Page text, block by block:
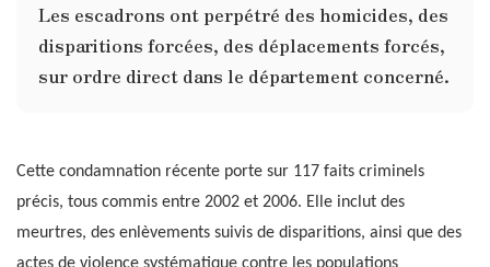
Les escadrons ont perpétré des homicides, des
disparitions forcées, des déplacements forcés,
sur ordre direct dans le département concerné.
Cette condamnation récente porte sur 117 faits criminels
précis, tous commis entre 2002 et 2006. Elle inclut des
meurtres, des enlèvements suivis de disparitions, ainsi que des